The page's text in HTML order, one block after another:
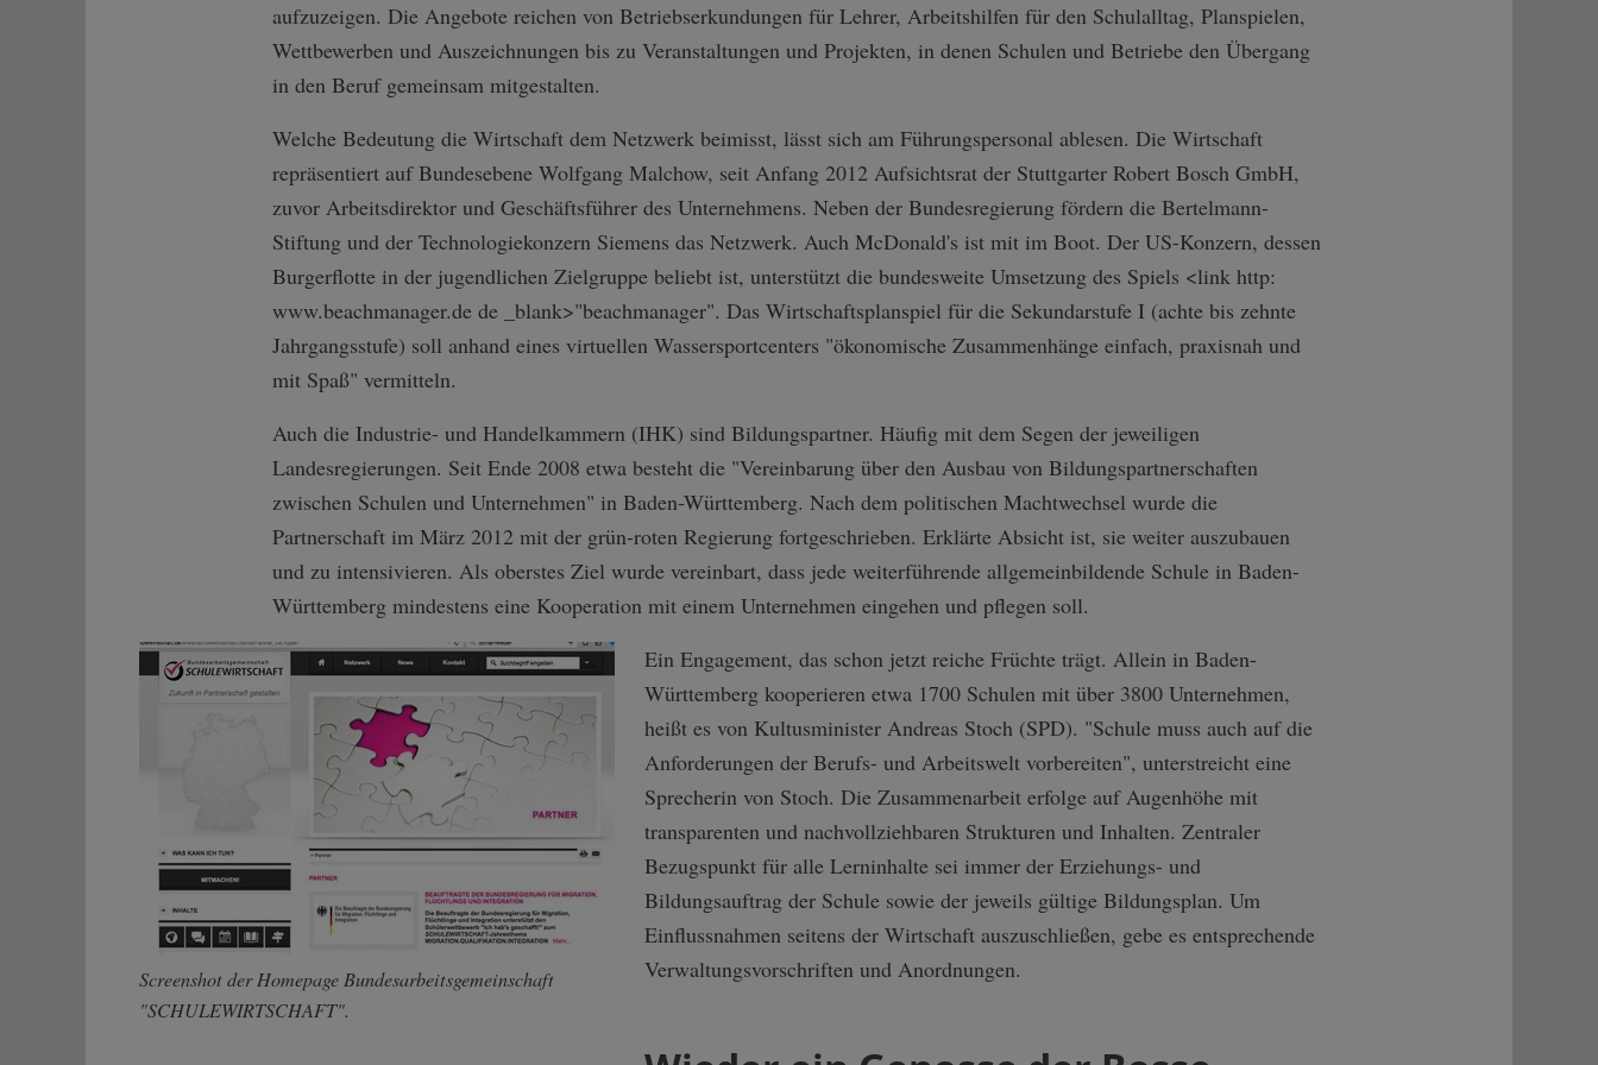
aufzuzeigen. Die Angebote reichen von Betriebserkundungen für Lehrer, Arbeitshilfen für den Schulalltag, Planspielen,
Wettbewerben und Auszeichnungen bis zu Veranstaltungen und Projekten, in denen Schulen und Betriebe den Übergang
in den Beruf gemeinsam mitgestalten.
Welche Bedeutung die Wirtschaft dem Netzwerk beimisst, lässt sich am Führungspersonal ablesen. Die Wirtschaft
repräsentiert auf Bundesebene Wolfgang Malchow, seit Anfang 2012 Aufsichtsrat der Stuttgarter Robert Bosch GmbH,
zuvor Arbeitsdirektor und Geschäftsführer des Unternehmens. Neben der Bundesregierung fördern die Bertelmann-
Stiftung und der Technologiekonzern Siemens das Netzwerk. Auch McDonald's ist mit im Boot. Der US-Konzern, dessen
Burgerflotte in der jugendlichen Zielgruppe beliebt ist, unterstützt die bundesweite Umsetzung des Spiels <link http:
www.beachmanager.de de _blank>"beachmanager". Das Wirtschaftsplanspiel für die Sekundarstufe I (achte bis zehnte
Jahrgangsstufe) soll anhand eines virtuellen Wassersportcenters "ökonomische Zusammenhänge einfach, praxisnah und
mit Spaß" vermitteln.
Auch die Industrie- und Handelkammern (IHK) sind Bildungspartner. Häufig mit dem Segen der jeweiligen
Landesregierungen. Seit Ende 2008 etwa besteht die "Vereinbarung über den Ausbau von Bildungspartnerschaften
zwischen Schulen und Unternehmen" in Baden-Württemberg. Nach dem politischen Machtwechsel wurde die
Partnerschaft im März 2012 mit der grün-roten Regierung fortgeschrieben. Erklärte Absicht ist, sie weiter auszubauen
und zu intensivieren. Als oberstes Ziel wurde vereinbart, dass jede weiterführende allgemeinbildende Schule in Baden-
Württemberg mindestens eine Kooperation mit einem Unternehmen eingehen und pflegen soll.
Screenshot der Homepage Bundesarbeitsgemeinschaft
"SCHULEWIRTSCHAFT".
Ein Engagement, das schon jetzt reiche Früchte trägt. Allein in Baden-
Württemberg kooperieren etwa 1700 Schulen mit über 3800 Unternehmen,
heißt es von Kultusminister Andreas Stoch (SPD). "Schule muss auch auf die
Anforderungen der Berufs- und Arbeitswelt vorbereiten", unterstreicht eine
Sprecherin von Stoch. Die Zusammenarbeit erfolge auf Augenhöhe mit
transparenten und nachvollziehbaren Strukturen und Inhalten. Zentraler
Bezugspunkt für alle Lerninhalte sei immer der Erziehungs- und
Bildungsauftrag der Schule sowie der jeweils gültige Bildungsplan. Um
Einflussnahmen seitens der Wirtschaft auszuschließen, gebe es entsprechende
Verwaltungsvorschriften und Anordnungen.